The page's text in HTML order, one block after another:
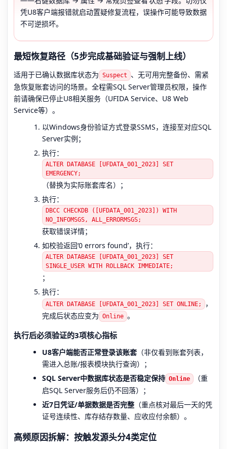
凭U8客户端报错就启动置疑修复流程，误操作可能导致数据
不可逆损坏。
最短恢复路径（5步完成基础验证与强制上线）
适用于已确认数据库状态为 Suspect
、无可用完整备份、需紧
急恢复账套访问的场景。全程需SQL Server管理员权限，操作
前请确保已停止U8相关服务（UFIDA Service、U8 Web
Service等）。
以Windows身份验证方式登录SSMS，连接至对应SQL
Server实例；
执行：
ALTER DATABASE [UFDATA_001_2023] SET
EMERGENCY;
（替换为实际账套库名）；
执行：
DBCC CHECKDB ([UFDATA_001_2023]) WITH
NO_INFOMSGS, ALL_ERRORMSGS;
获取错误详情；
如校验返回‘0 errors found’，执行：
ALTER DATABASE [UFDATA_001_2023] SET
SINGLE_USER WITH ROLLBACK IMMEDIATE;
；
执行：
ALTER DATABASE [UFDATA_001_2023] SET ONLINE;
，
完成后状态应变为 Online 。
执行后必须验证的3项核心指标
U8客户端能否正常登录该账套 （非仅看到账套列表，
需进入总账/报表模块执行查询）；
SQL Server中数据库状态是否稳定保持 Online
（重
启SQL Server服务后仍不回落）；
近7日凭证/单据数据是否完整 （重点核对最后一天的凭
证号连续性、库存结存数量、应收应付余额）。
高频原因拆解：按触发源头分4类定位